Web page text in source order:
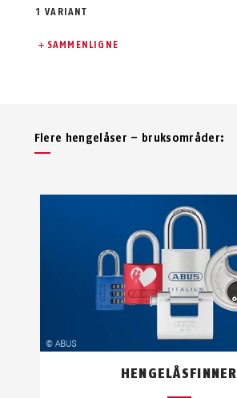
1 VARIANT
SAMMENLIGNE
Flere hengelåser – bruksområder:
HENGELÅSFINNER